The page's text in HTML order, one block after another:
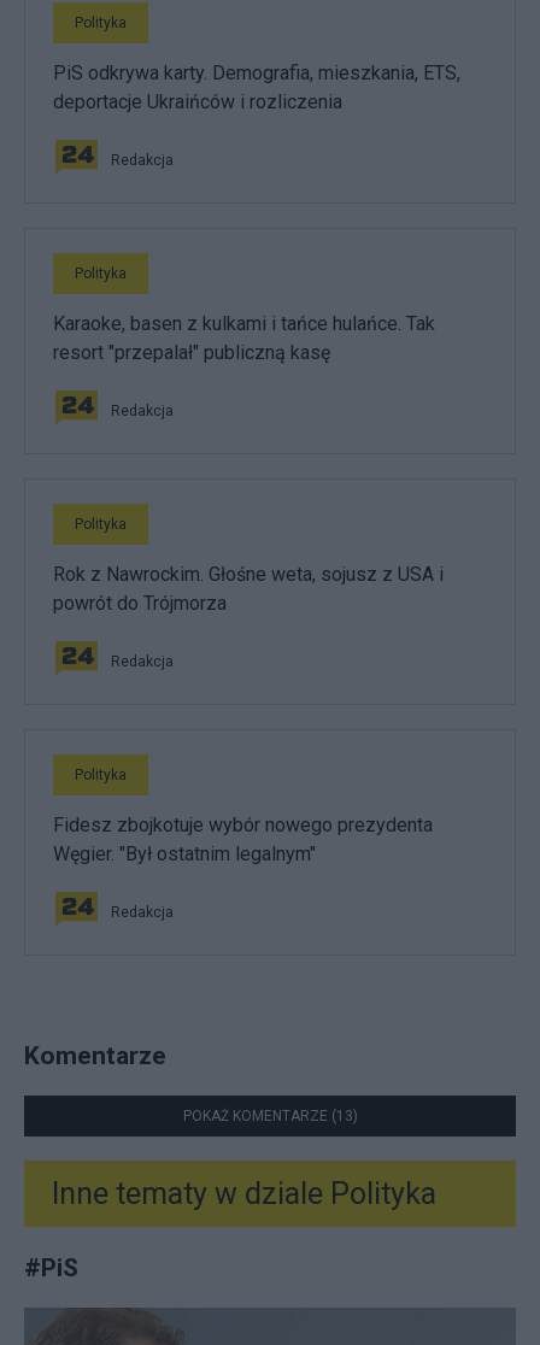
Polityka
PiS odkrywa karty. Demografia, mieszkania, ETS,
deportacje Ukraińców i rozliczenia
Redakcja
Polityka
Karaoke, basen z kulkami i tańce hulańce. Tak
resort "przepalał" publiczną kasę
Redakcja
Polityka
Rok z Nawrockim. Głośne weta, sojusz z USA i
powrót do Trójmorza
Redakcja
Polityka
Fidesz zbojkotuje wybór nowego prezydenta
Węgier. "Był ostatnim legalnym"
Redakcja
Komentarze
POKAŻ KOMENTARZE (13)
Inne tematy w dziale Polityka
#PiS